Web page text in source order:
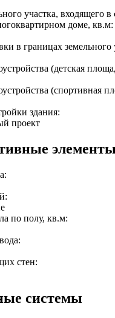
участка, входящего в
доме, кв.м:
в границах земельного
(детская
(спортивная
здания:
проект
элементы
по полу, кв.м:
стен:
системы